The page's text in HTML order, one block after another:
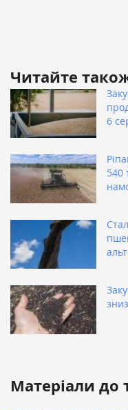
Читайте
6
540
Матеріали до